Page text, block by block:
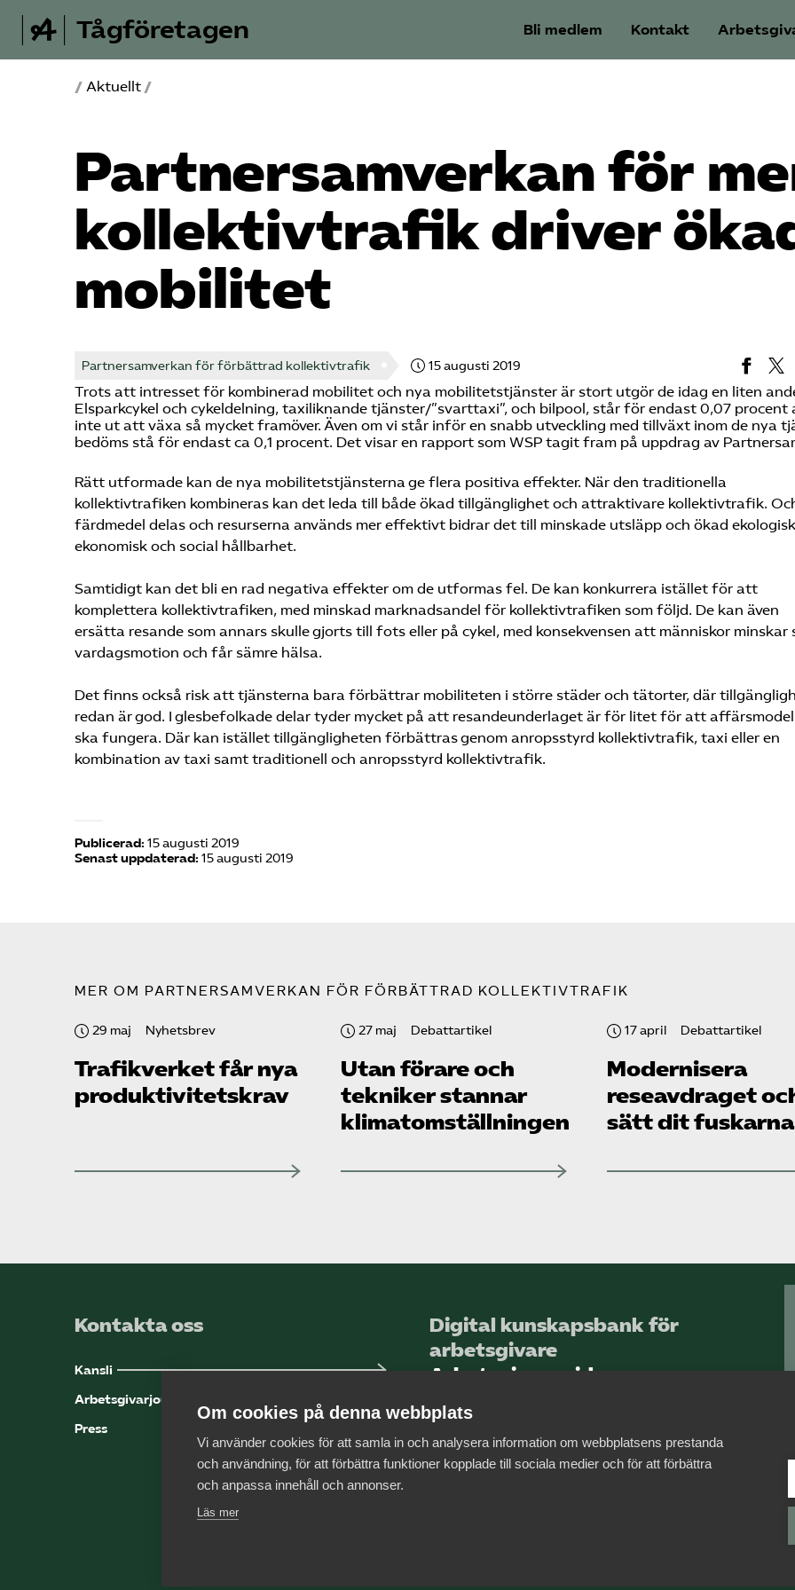
Tågföretagen Bli medlem Kontakt
/ Aktuellt /
Partnersamverkan för
kollektivtrafik driver
mobilitet
Partnersamverkan för förbättrad kollektivtrafik 15 augusti 2019
Trots att intresset för kombinerad mobilitet och nya mobilitetstjänster är stort utgör de idag en liten
Elsparkcykel och cykeldelning, taxiliknande tjänster/”svarttaxi”, och bilpool, står för endast 0,07
inte ut att växa så mycket framöver. Även om vi står inför en snabb utveckling med tillväxt inom de nya
bedöms stå för endast ca 0,1 procent. Det visar en rapport som WSP tagit fram på uppdrag av
Rätt utformade kan de nya mobilitetstjänsterna ge flera positiva effekter. När den traditionella
kollektivtrafiken kombineras kan det leda till både ökad tillgänglighet och attraktivare kollektivtrafik.
färdmedel delas och resurserna används mer effektivt bidrar det till minskade utsläpp och ökad
ekonomisk och social hållbarhet.
Samtidigt kan det bli en rad negativa effekter om de utformas fel. De kan konkurrera istället för att
komplettera kollektivtrafiken, med minskad marknadsandel för kollektivtrafiken som följd. De kan även
ersätta resande som annars skulle gjorts till fots eller på cykel, med konsekvensen att människor minskar
vardagsmotion och får sämre hälsa.
Det finns också risk att tjänsterna bara förbättrar mobiliteten i större städer och tätorter, där
redan är god. I glesbefolkade delar tyder mycket på att resandeunderlaget är för litet för att
ska fungera. Där kan istället tillgängligheten förbättras genom anropsstyrd kollektivtrafik, taxi eller en
kombination av taxi samt traditionell och anropsstyrd kollektivtrafik.
Publicerad: 15 augusti 2019
Senast uppdaterad: 15 augusti 2019
MER OM PARTNERSAMVERKAN FÖR FÖRBÄTTRAD KOLLEKTIVTRAFIK
29 maj Nyhetsbrev
Trafikverket får nya
produktivitetskrav
27 maj Debattartikel
Utan förare och
tekniker stannar
klimat­omställningen
17 april Debattartikel
Modernisera
reseavdraget
sätt dit fuskarna
Kontakta oss
Kansli
Arbetsgivarjouren
Press
Digital kunskapsbank för
arbetsgivare
Arbetsgivarguiden
Logga in
Bli medlem
Om cookies på denna webbplats
Vi använder cookies för att samla in och analysera information om webbplatsens prestanda
och användning, för att förbättra funktioner kopplade till sociala medier och för att förbättra
och anpassa innehåll och annonser.
Läs mer